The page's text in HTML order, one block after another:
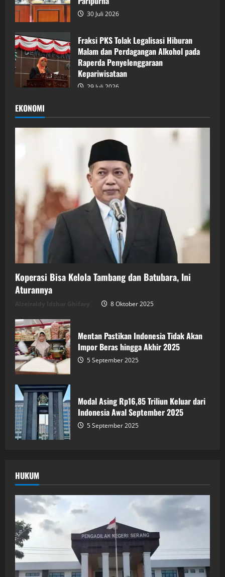
30 Juli 2026
Fraksi PKS Tolak Legalisasi Hiburan
Malam dan Perdagangan Alkohol pada
Raperda Penyelenggaraan
Kepariwisataan
29 Juli 2026
EKONOMI
Koperasi Bisa Kelola Tambang dan Batubara, Ini
Aturannya
8 Oktober 2025
Mentan Pastikan Indonesia Tidak Akan
Impor Beras hingga Akhir 2025
5 September 2025
Modal Asing Rp16,85 Triliun Keluar dari
Indonesia Awal September 2025
5 September 2025
HUKUM